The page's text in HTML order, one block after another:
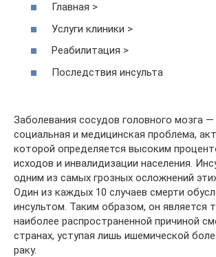
Главная >
Услуги клиники >
Реабилитация >
Последствия инсульта
Заболевания сосудов головного мозга —
социальная и медицинская проблема,
которой определяется высоким
исходов и инвалидизации населения.
одним из самых грозных осложнений
Один из каждых 10 случаев смерти
инсультом. Таким образом, он является
наиболее распространенной причиной
странах, уступая лишь ишемической
раку.